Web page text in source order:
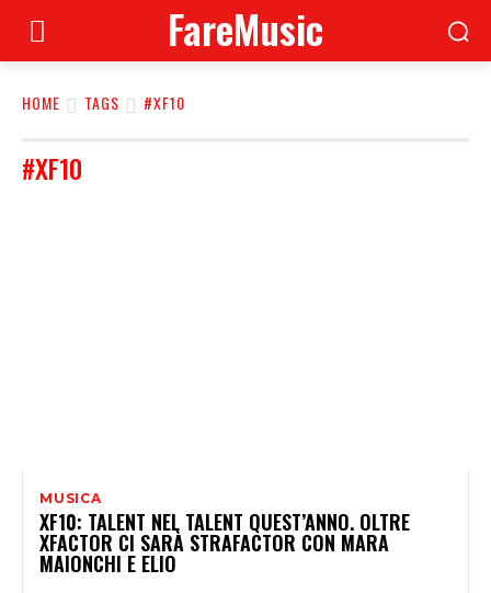
FareMusic
HOME TAGS #XF10
#XF10
MUSICA
XF10: TALENT NEL TALENT QUEST’ANNO. OLTRE
XFACTOR CI SARÀ STRAFACTOR CON MARA
MAIONCHI E ELIO